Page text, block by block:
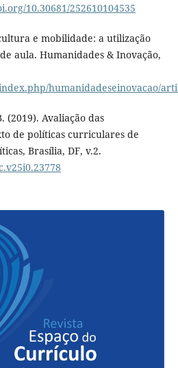
10.30681/252610104535
e mobilidade: a utilização
aula. Humanidades & Inovação,
humanidadeseinovacao/
(2019). Avaliação das
de políticas curriculares de
Brasília, DF, v.2.